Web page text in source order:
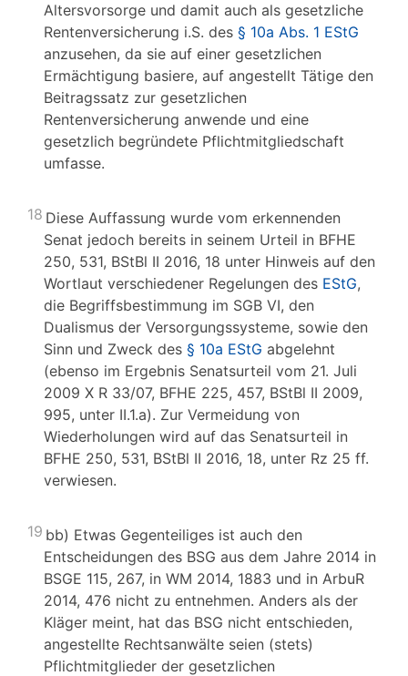
Altersvorsorge und damit auch als gesetzliche
Rentenversicherung i.S. des § 10a Abs. 1 EStG
anzusehen, da sie auf einer gesetzlichen
Ermächtigung basiere, auf angestellt Tätige den
Beitragssatz zur gesetzlichen
Rentenversicherung anwende und eine
gesetzlich begründete Pflichtmitgliedschaft
umfasse.
18 Diese Auffassung wurde vom erkennenden
Senat jedoch bereits in seinem Urteil in BFHE
250, 531, BStBl II 2016, 18 unter Hinweis auf den
Wortlaut verschiedener Regelungen des EStG,
die Begriffsbestimmung im SGB VI, den
Dualismus der Versorgungssysteme, sowie den
Sinn und Zweck des § 10a EStG abgelehnt
(ebenso im Ergebnis Senatsurteil vom 21. Juli
2009 X R 33/07, BFHE 225, 457, BStBl II 2009,
995, unter II.1.a). Zur Vermeidung von
Wiederholungen wird auf das Senatsurteil in
BFHE 250, 531, BStBl II 2016, 18, unter Rz 25 ff.
verwiesen.
19 bb) Etwas Gegenteiliges ist auch den
Entscheidungen des BSG aus dem Jahre 2014 in
BSGE 115, 267, in WM 2014, 1883 und in ArbuR
2014, 476 nicht zu entnehmen. Anders als der
Kläger meint, hat das BSG nicht entschieden,
angestellte Rechtsanwälte seien (stets)
Pflichtmitglieder der gesetzlichen